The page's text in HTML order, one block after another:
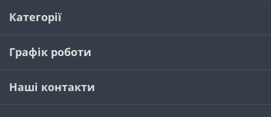
Категорії
Графік роботи
Наші контакти